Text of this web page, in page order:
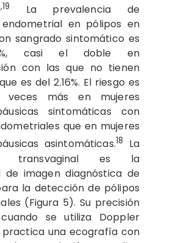
La prevalencia de
endometrial en pólipos en
sangrado sintomático es
casi el doble en
con las que no tienen
es del 2.16%. El riesgo es
veces más en mujeres
sintomáticas con
que en mujeres
asintomáticas.18
La
transvaginal es la
de imagen diagnóstica de
la detección de pólipos
(Figura 5). Su precisión
se utiliza Doppler
una ecografía con